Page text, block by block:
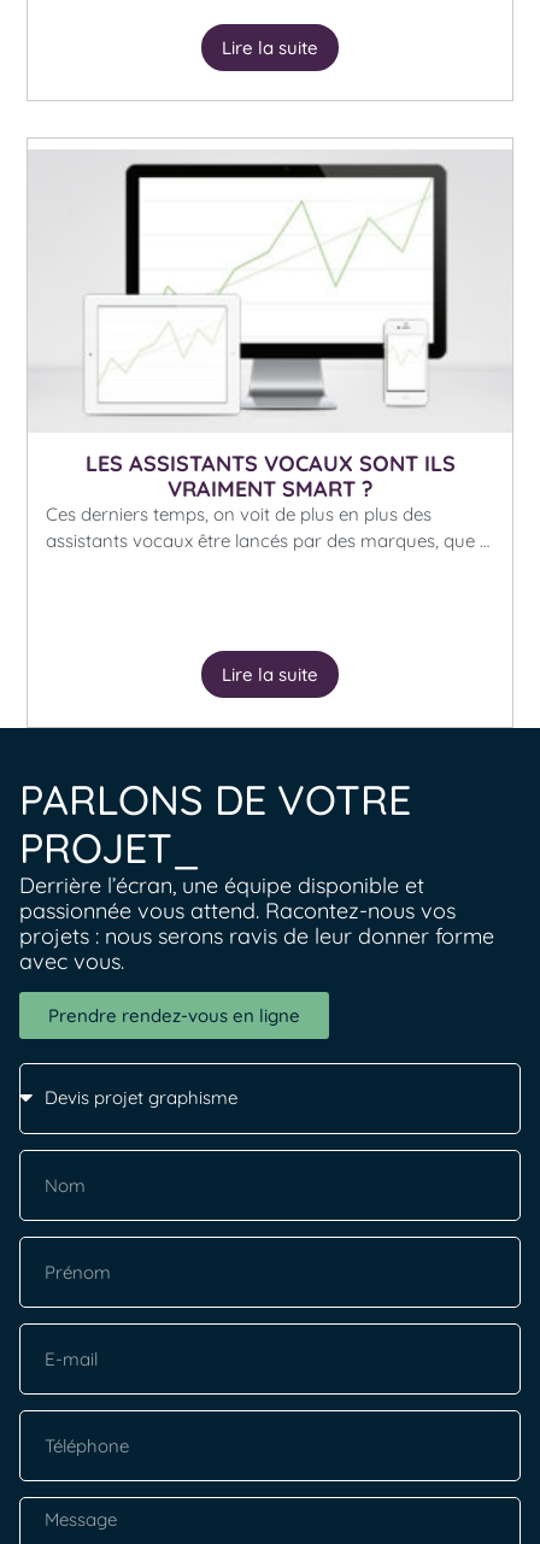
Lire la suite
LES ASSISTANTS VOCAUX SONT ILS
VRAIMENT SMART ?
Ces derniers temps, on voit de plus en plus des
assistants vocaux être lancés par des marques, que …
Lire la suite
PARLONS DE VOTRE
PROJET_
Derrière l’écran, une équipe disponible et
passionnée vous attend. Racontez-nous vos
projets : nous serons ravis de leur donner forme
avec vous.
Prendre rendez-vous en ligne